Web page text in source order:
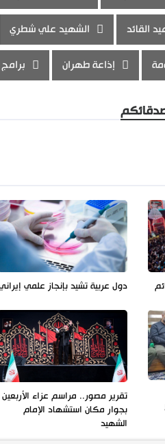
القائد الشهيد علي شطري
إذاعة طهران
دول عربية تشيد بإنجاز علمي
تقرير مصور.. مراسم عزاء الأربعين
بجوار مكان استشهاد الإمام
الشهيد